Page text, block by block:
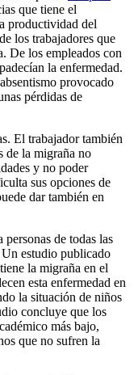
que tiene el
productividad del
los trabajadores que
De los empleados con
la enfermedad.
provocado
pérdidas de
El trabajador también
de la migraña no
y no poder
sus opciones de
dar también en
de todas las
estudio publicado
la migraña en el
esta enfermedad en
la situación de niños
concluye que los
más bajo,
que no sufren la